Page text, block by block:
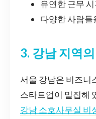
유연한 근무
다양한 사람들
3. 강남 지역
서울 강남은 비즈니
스타트업이 밀집해
강남 소호사무실 비